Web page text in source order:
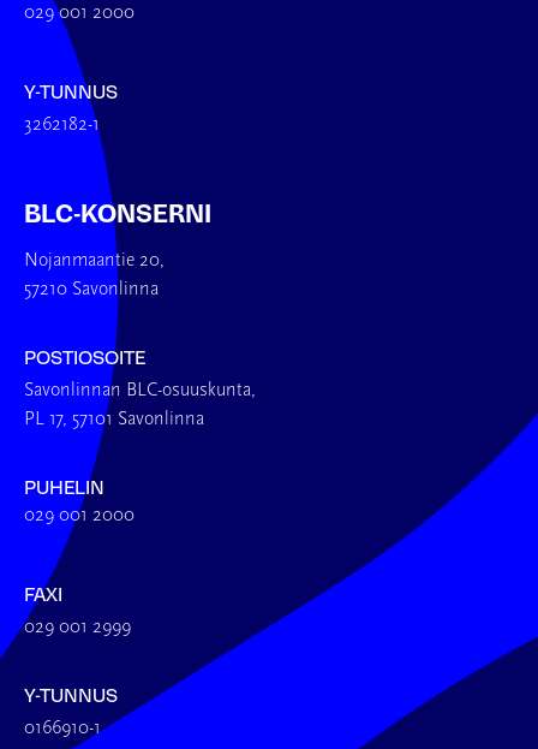
029 001 2000
Y-TUNNUS
3262182-1
BLC-KONSERNI
Nojanmaantie 20,
57210 Savonlinna
POSTIOSOITE
Savonlinnan BLC-osuuskunta,
PL 17, 57101 Savonlinna
PUHELIN
029 001 2000
FAXI
029 001 2999
Y-TUNNUS
0166910-1